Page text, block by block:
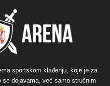
sportskom klađenju, koje je za
dojavama, već samo stručnim